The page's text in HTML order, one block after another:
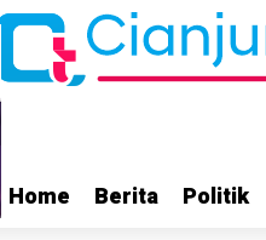
Home Berita Politik
Home Berita Politik